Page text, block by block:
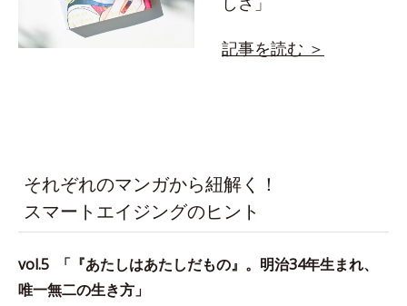
記事を読む ＞
それぞれのマンガから紐解く！
スマートエイジングのヒント
vol.5 「『あたしはあたしだもの』。明治34年生まれ、
唯一無二の生き方」